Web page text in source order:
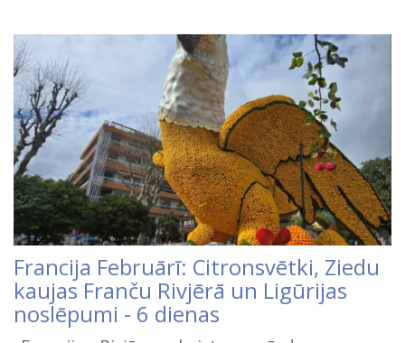
Francija Februārī: Citronsvētki, Ziedu
kaujas Franču Rivjērā un Ligūrijas
noslēpumi - 6 dienas